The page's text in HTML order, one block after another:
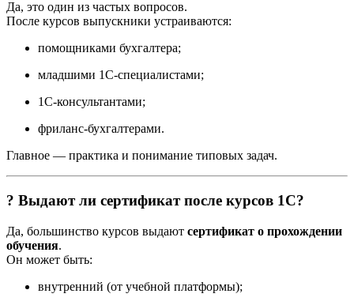
Да, это один из частых вопросов.
После курсов выпускники устраиваются:
помощниками бухгалтера;
младшими 1С-специалистами;
1С-консультантами;
фриланс-бухгалтерами.
Главное — практика и понимание типовых задач.
? Выдают ли сертификат после курсов 1С?
Да, большинство курсов выдают сертификат о прохождении
обучения.
Он может быть:
внутренний (от учебной платформы);